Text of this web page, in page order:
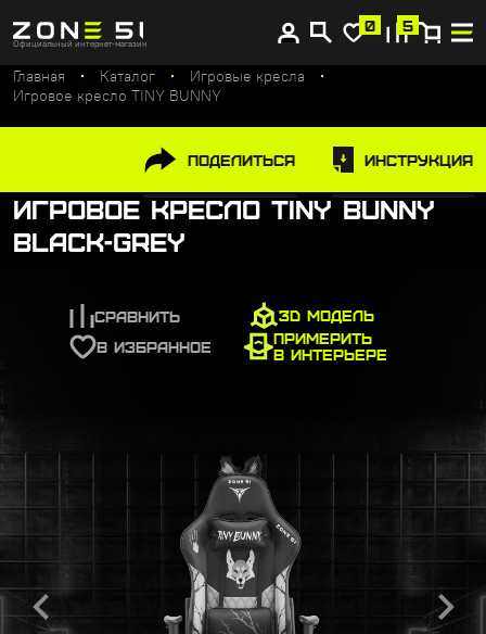
Официальный интернет-магазин
0 5
Купите сейчас, платите потом
Главная Каталог
Игровые кресла
Игровое кресло TINY BUNNY
Поделиться Инструкция
Игровое кресло TINY BUNNY
Black-Grey
СРАВНИТЬ
В ИЗБРАННОЕ
3D МОДЕЛЬ
ПРИМЕРИТЬ
В ИНТЕРЬЕРЕ